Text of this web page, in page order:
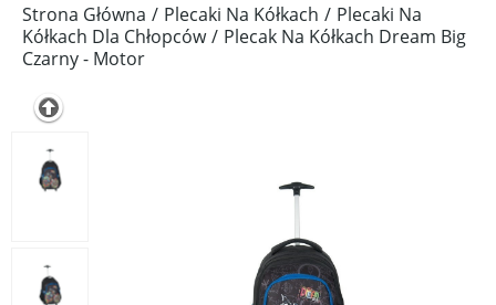
Strona Główna Plecaki Na Kółkach
Plecaki Na
Kółkach Dla Chłopców
Plecak Na Kółkach Dream Big
Czarny - Motor